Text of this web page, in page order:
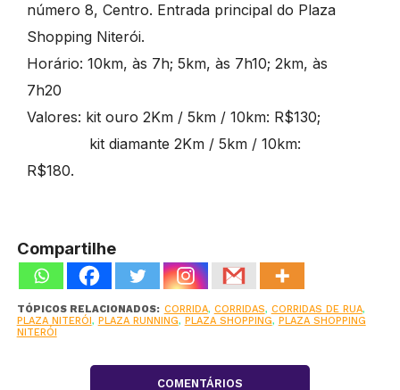
número 8, Centro. Entrada principal do Plaza
Shopping Niterói.
Horário: 10km, às 7h; 5km, às 7h10; 2km, às
7h20
Valores: kit ouro 2Km / 5km / 10km: R$130;
kit diamante 2Km / 5km / 10km:
R$180.
Compartilhe
TÓPICOS RELACIONADOS: CORRIDA, CORRIDAS, CORRIDAS DE RUA,
PLAZA NITERÓI , PLAZA RUNNING, PLAZA SHOPPING, PLAZA SHOPPING
NITERÓI
COMENTÁRIOS